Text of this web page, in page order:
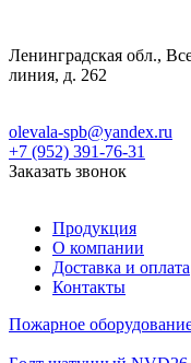
Ленинградская обл.,
линия, д. 262
olevala-spb@yandex.ru
+7 (952) 391-76-31
Заказать звонок
Продукция
О компании
Доставка и оплата
Контакты
Пожарное